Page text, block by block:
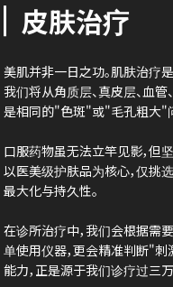
皮肤治疗
美肌并非一日之功。肌肤治疗
我们将从角质层、真皮层、血
是相同的"色斑"或"毛孔粗大"
口服药物虽无法立竿见影，但
以医美级护肤品为核心，仅挑
最大化与持久性。
在诊所治疗中，我们会根据需
单使用仪器，更会精准判断"
能力，正是源于我们诊疗过三